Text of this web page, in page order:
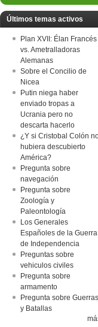
Últimos temas activos
Plan XVII: Élan Francés
vs. Ametralladoras
Alemanas
Sobre el Concilio de
Nicea
Putin niega haber
enviado tropas a
Ucrania pero no
descarta hacerlo
¿Y si Cristobal Colón
hubiera descubierto
América?
Pregunta sobre
navegación
Pregunta sobre
Zoología y
Paleontología
Los Generales
Españoles de la Guerra
de Independencia
Preguntas sobre
vehiculos civiles
Pregunta sobre
armamento
Pregunta sobre Guerras
y Batallas